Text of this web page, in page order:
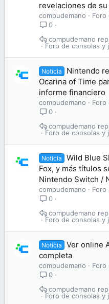
revelaciones de
compudemano
Foro
0
Foro de consolas y
compudemano
Noticia
Nintendo
Ocarina of Time
informe financiero
compudemano
Foro
0
Foro de consolas y
compudemano
Noticia
Wild Blue
Fox, y más títulos
Nintendo Switch /
compudemano
Foro
0
Foro de consolas y
compudemano
Noticia
Ver online
completa
compudemano
Foro
0
Foro de consolas y
compudemano